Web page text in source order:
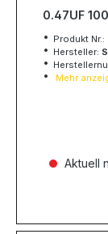
0.47UF
Produkt Nr.:
Hersteller:
Mehr
Aktuell